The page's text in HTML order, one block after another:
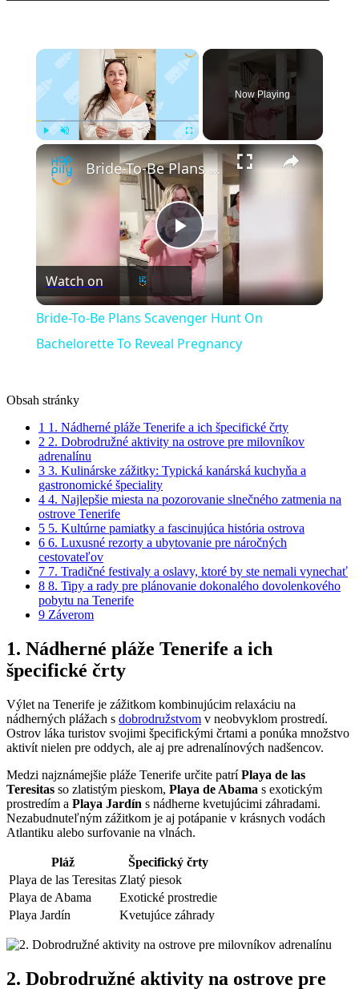
×
Fullscreen
Now Playing
×
Play
Video
Bride-To-Be Plans Scavenger Hunt On Bachelorette To Reveal Pregnancy
Watch on
Bride-To-Be Plans Scavenger Hunt On
Bachelorette To Reveal Pregnancy
Obsah stránky
1 1. Nádherné pláže Tenerife a ich špecifické črty
2 2. Dobrodružné aktivity na ostrove pre milovníkov
adrenalínu
3 3. Kulinárske zážitky: Typická kanárská kuchyňa a
gastronomické špeciality
4 4. Najlepšie miesta na pozorovanie slnečného zatmenia na
ostrove Tenerife
5 5. Kultúrne pamiatky a fascinujúca história ostrova
6 6. Luxusné rezorty a ubytovanie pre náročných
cestovateľov
7 7. Tradičné festivaly a oslavy, ktoré by ste nemali vynechať
8 8. Tipy a rady pre plánovanie dokonalého dovolenkového
pobytu na Tenerife
9 Záverom
1. Nádherné pláže Tenerife a ich
špecifické črty
Výlet na Tenerife je zážitkom kombinujúcim relaxáciu na
nádherných plážach s dobrodružstvom v neobvyklom prostredí.
Ostrov láka turistov svojimi špecifickými črtami a ponúka množstvo
aktivít nielen pre oddych, ale aj pre adrenalínových nadšencov.
Medzi najznámejšie pláže Tenerife určite patríPlaya de las
Teresitas so zlatistým pieskom, Playa de Abama s exotickým
prostredím a Playa Jardín s nádherne kvetujúcimi záhradami.
Nezabudnuteľným zážitkom je aj potápanie v krásnych vodách
Atlantiku alebo surfovanie na vlnách.
Pláž
Špecifický črty
Playa de las Teresitas Zlatý piesok
Playa de Abama
Exotické prostredie
Playa Jardín
Kvetujúce záhrady
2. Dobrodružné aktivity na ostrove pre